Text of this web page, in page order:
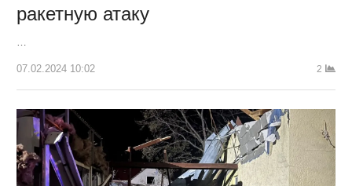
ракетную атаку
07.02.2024 10:02 2